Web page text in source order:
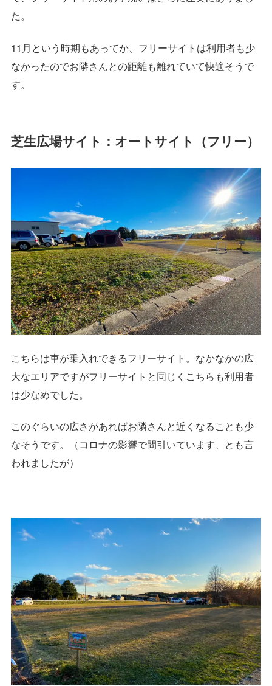
た。
11月という時期もあってか、フリーサイトは利用者も少
なかったのでお隣さんとの距離も離れていて快適そうで
す。
芝生広場サイト： オートサイト（フリー）
こちらは車が乗入れできるフリーサイト。なかなかの広
大なエリアですがフリーサイトと同じくこちらも利用者
は少なめでした。
このぐらいの広さがあればお隣さんと近くなることも少
なそうです。（コロナの影響で間引いています、とも言
われましたが）